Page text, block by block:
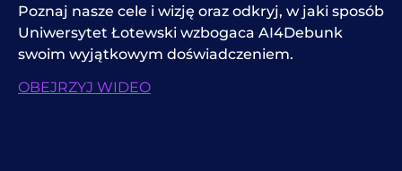
Poznaj nasze cele i wizję oraz odkryj, w jaki sposób
Uniwersytet Łotewski wzbogaca AI4Debunk
swoim wyjątkowym doświadczeniem.
OBEJRZYJ WIDEO